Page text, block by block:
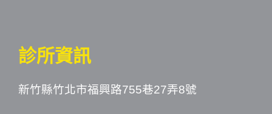
診所資訊
新竹縣竹北市福興路755巷27弄8號